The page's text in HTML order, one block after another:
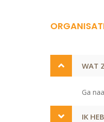
WAT
Ga
IK